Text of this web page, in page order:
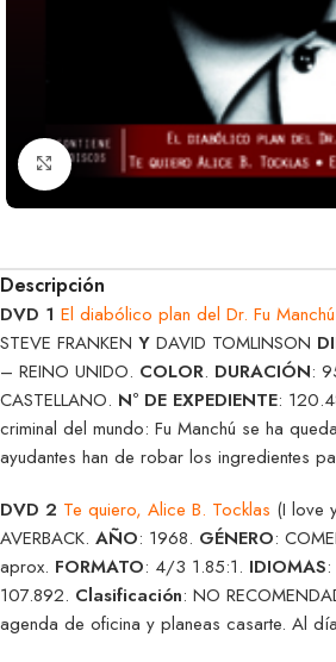
Clic para ampliar
Descripción
DVD 1 El diabólico plan del Dr. Fu Manchú
STEVE FRANKEN Y DAVID TOMLINSON
– REINO UNIDO. COLOR. DURACIÓN:
CASTELLANO. Nº DE EXPEDIENTE:
criminal del mundo: Fu Manchú se ha
ayudantes han de robar los ingredientes
DVD 2 Te quiero, Alice B. Tocklas (I love
AVERBACK. AÑO: 1968. GÉNERO:
aprox. FORMATO: 4/3 1.85:1. IDIOMAS
107.892. Clasificación: NO
agenda de oficina y planeas casarte. Al